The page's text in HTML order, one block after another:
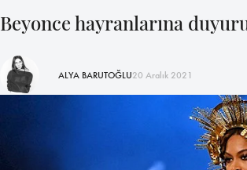
Beyonce hayranlarına
ALYA BARUTOĞLU20 Aralık 2021